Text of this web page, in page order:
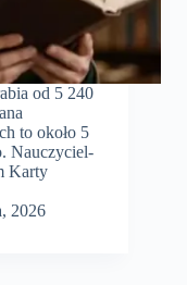
od 5 240
to około 5
Nauczyciel-
Karty
2026